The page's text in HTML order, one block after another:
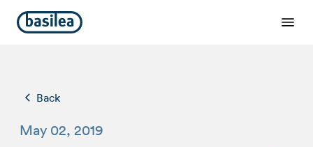
Back
May 02, 2019